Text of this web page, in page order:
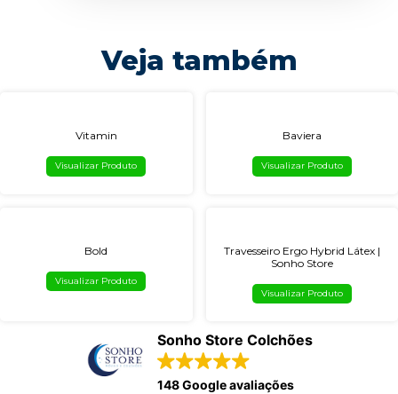
Veja também
Vitamin
Visualizar Produto
Baviera
Visualizar Produto
Bold
Visualizar Produto
Travesseiro Ergo Hybrid Látex |
Sonho Store
Visualizar Produto
Sonho Store Colchões
148 Google avaliações